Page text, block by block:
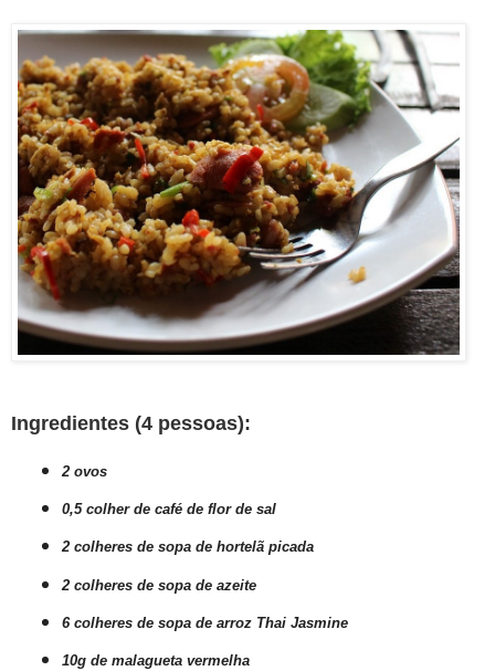
Ingredientes (4 pessoas):
2 ovos
0,5 colher de café de flor de sal
2 colheres de sopa de hortelã picada
2 colheres de sopa de azeite
6 colheres de sopa de arroz Thai Jasmine
10g de malagueta vermelha